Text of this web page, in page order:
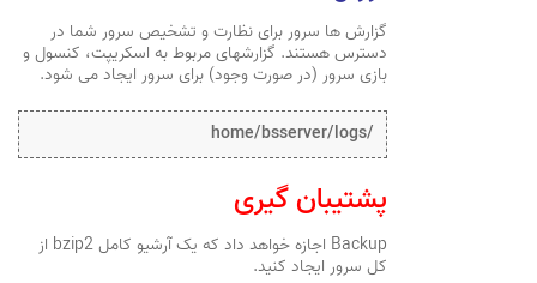
گزارش ها سرور برای نظارت و تشخیص سرور شما در
دسترس هستند. گزارشهای مربوط به اسکریپت، کنسول و
بازی سرور (در صورت وجود) برای سرور ایجاد می شود.
/home/bsserver/logs
پشتیبان گیری
Backup اجازه خواهد داد که یک آرشیو کامل bzip2 از
کل سرور ایجاد کنید.